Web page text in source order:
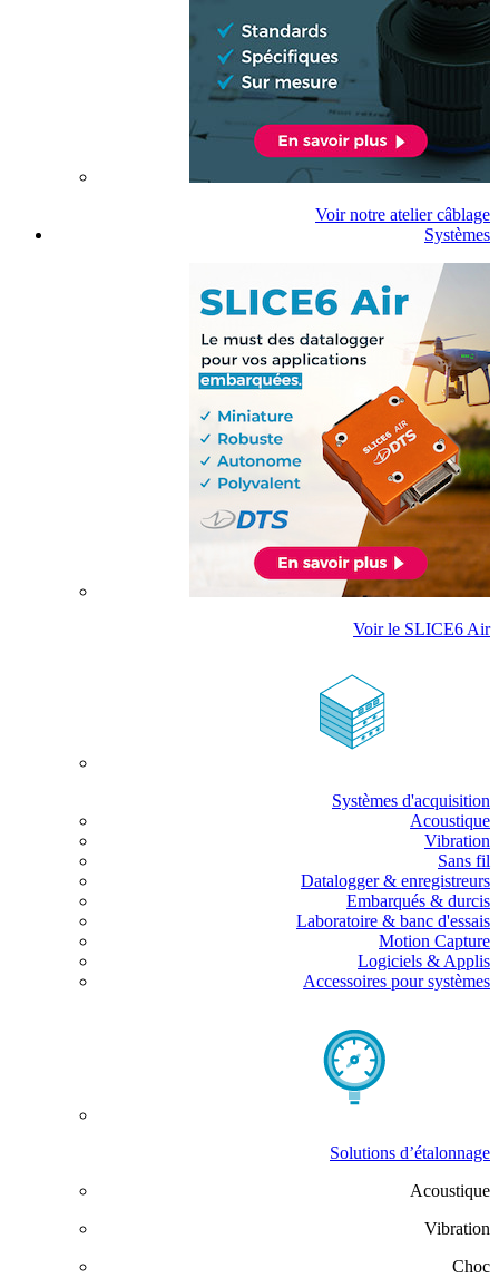
Voir notre atelier câblage
Systèmes
Voir le SLICE6 Air
Systèmes d'acquisition
Acoustique
Vibration
Sans fil
Datalogger & enregistreurs
Embarqués & durcis
Laboratoire & banc d'essais
Motion Capture
Logiciels & Applis
Accessoires pour systèmes
Solutions d’étalonnage
Acoustique
Vibration
Choc